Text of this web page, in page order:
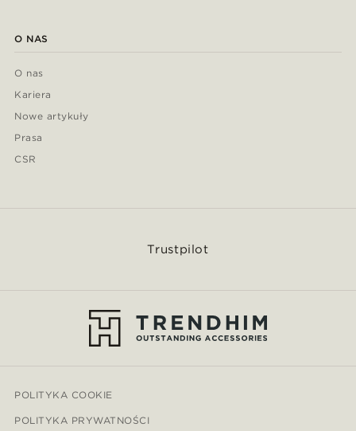
O NAS
O nas
Kariera
Nowe artykuły
Prasa
CSR
Trustpilot
POLITYKA COOKIE
POLITYKA PRYWATNOŚCI